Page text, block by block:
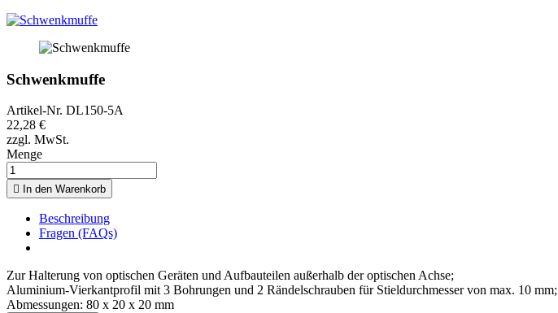
Schwenkmuffe
Artikel-Nr. DL150-5A
22,28 €
zzgl. MwSt.
Menge
 In den Warenkorb
Beschreibung
Fragen (FAQs)
Zur Halterung von optischen Geräten und Aufbauteilen außerhalb der optischen Achse;
Aluminium-Vierkantprofil mit 3 Bohrungen und 2 Rändelschrauben für Stieldurchmesser von max. 10 mm;
Abmessungen: 80 x 20 x 20 mm